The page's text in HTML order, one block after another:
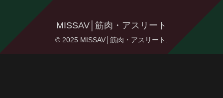
MISSAV│筋肉・アスリート
© 2025 MISSAV│筋肉・アスリート.